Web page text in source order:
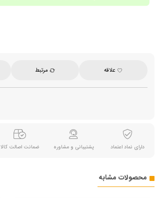
ضخامت: 1.7 میلی‌متر
علاقه مرتبط
دارای نماد اعتماد پشتیبانی و مشاوره ضمانت اصالت کالا
محصولات مشابه